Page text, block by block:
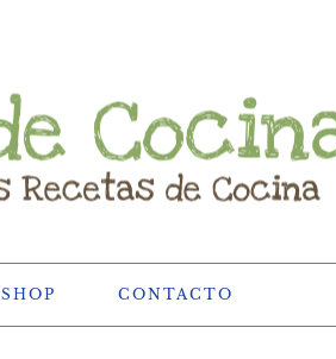
SHOP CONTACTO